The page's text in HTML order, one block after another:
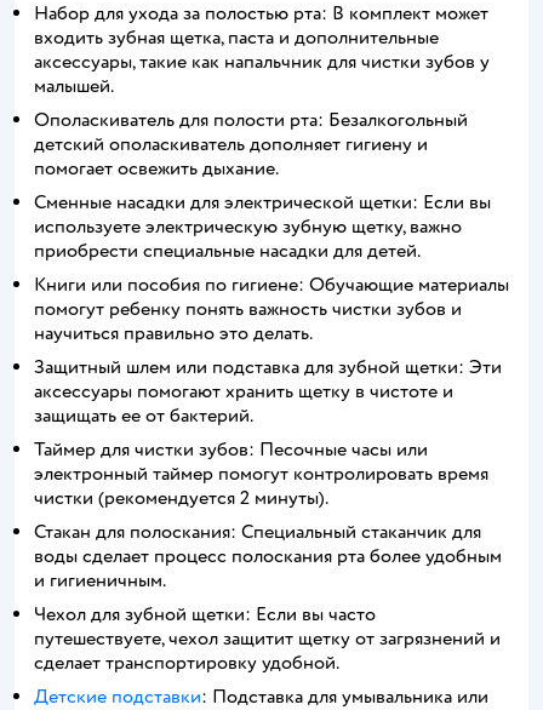
Набор для ухода за полостью рта: В комплект может
входить зубная щетка, паста и дополнительные
аксессуары, такие как напальчник для чистки зубов у
малышей.
Ополаскиватель для полости рта: Безалкогольный
детский ополаскиватель дополняет гигиену и
помогает освежить дыхание.
Сменные насадки для электрической щетки: Если вы
используете электрическую зубную щетку, важно
приобрести специальные насадки для детей.
Книги или пособия по гигиене: Обучающие материалы
помогут ребенку понять важность чистки зубов и
научиться правильно это делать.
Защитный шлем или подставка для зубной щетки: Эти
аксессуары помогают хранить щетку в чистоте и
защищать ее от бактерий.
Таймер для чистки зубов: Песочные часы или
электронный таймер помогут контролировать время
чистки (рекомендуется 2 минуты).
Стакан для полоскания: Специальный стаканчик для
воды сделает процесс полоскания рта более удобным
и гигиеничным.
Чехол для зубной щетки: Если вы часто
путешествуете, чехол защитит щетку от загрязнений и
сделает транспортировку удобной.
Детские подставки: Подставка для умывальника или